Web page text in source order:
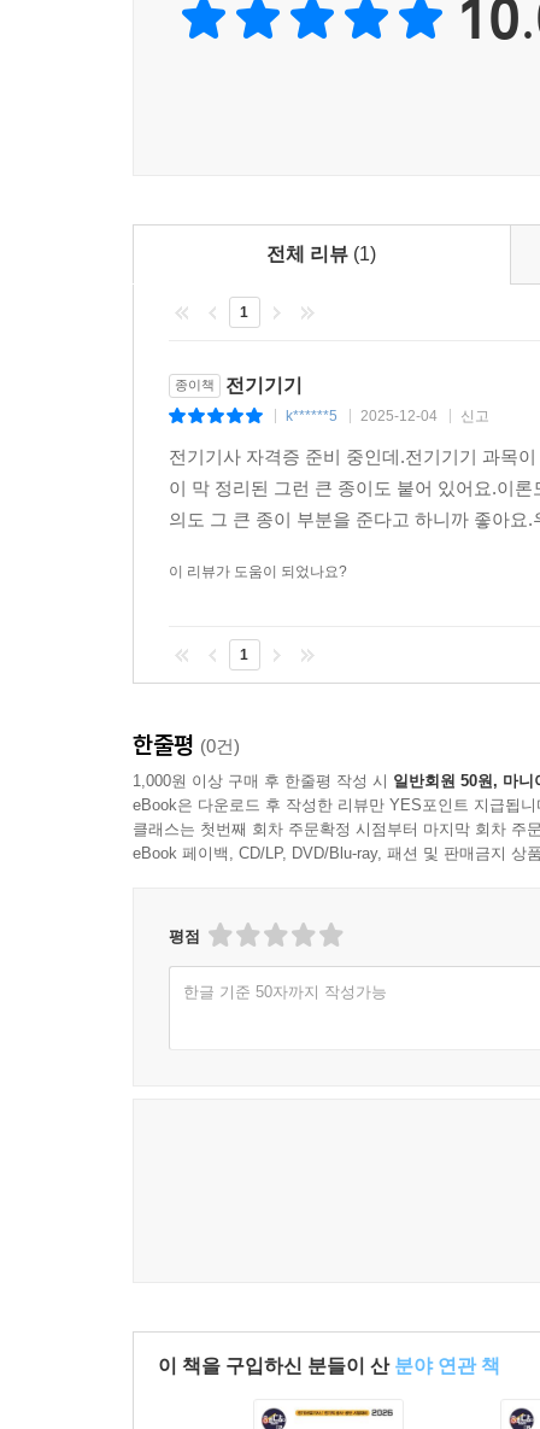
? 과년도 출제문제
전체 리뷰 (1)
1
종이책 전기기기
k******5 2025-12-04 신고
전기기사 자격증 준비 중인데.전기기기 과목
이 막 정리된 그런 큰 종이도 붙어 있어요.이
의도 그 큰 종이 부분을 준다고 하니까 좋아
이 리뷰가 도움이 되었나요?
1
한줄평 (0건)
1,000원 이상 구매 후 한줄평 작성 시 일반회원 50원, 마니
eBook은 다운로드 후 작성한 리뷰만 YES포인트 지급됩니
클래스는 첫번째 회차 주문확정 시점부터 마지막 회차 주
eBook 페이백, CD/LP, DVD/Blu-ray, 패션 및 판매금지 상
평점
한글 기준 50자까지 작성가능
이 책을 구입하신 분들이 산 분야 연관 책